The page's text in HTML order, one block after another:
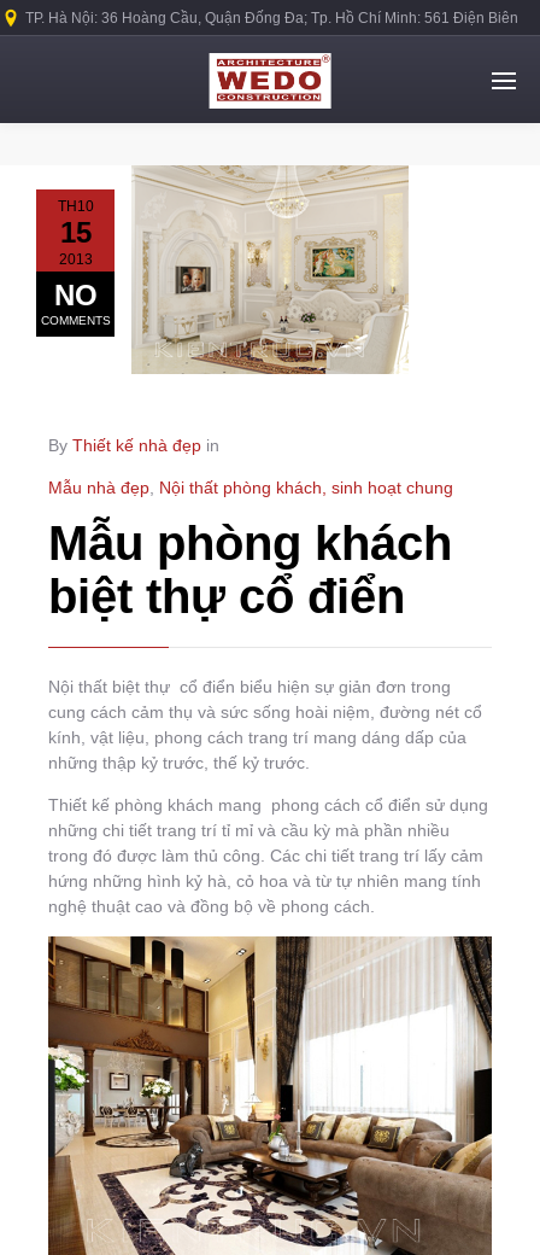
TP. Hà Nội: 36 Hoàng Cầu, Quận Đống Đa; Tp. Hồ Chí Minh: 561 Điện Biên
TH10
15
2013
NO
COMMENTS
By Thiết kế nhà đẹp in
Mẫu nhà đẹp Nội thất phòng khách, sinh hoạt chung
Mẫu phòng khách
biệt thự cổ điển
Nội thất biệt thự cổ điển biểu hiện sự giản đơn trong
cung cách cảm thụ và sức sống hoài niệm, đường nét cổ
kính, vật liệu, phong cách trang trí mang dáng dấp của
những thập kỷ trước, thế kỷ trước.
Thiết kế phòng khách mang phong cách cổ điển sử dụng
những chi tiết trang trí tỉ mỉ và cầu kỳ mà phần nhiều
trong đó được làm thủ công. Các chi tiết trang trí lấy cảm
hứng những hình kỷ hà, cỏ hoa và từ tự nhiên mang tính
nghệ thuật cao và đồng bộ về phong cách.